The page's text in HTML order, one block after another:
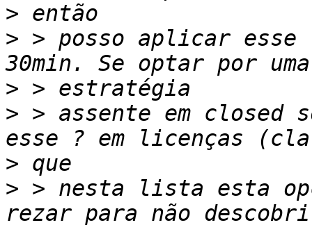
>
> > posso aplicar esse
>
> > assente em closed
>
> > nesta lista esta